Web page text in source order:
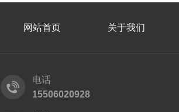
网站首页 关于我们
电话
15506020928